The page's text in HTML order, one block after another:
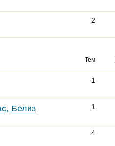
2
Тем
1
Белиз 1
4